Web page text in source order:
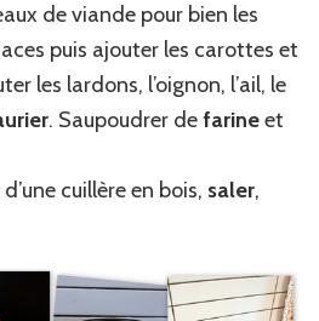
de viande pour bien les
puis ajouter les carottes et
les lardons, l’oignon, l’ail, le
. Saupoudrer defarineet
cuillère en bois, saler,